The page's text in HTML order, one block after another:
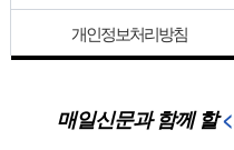
개인정보처리방침
매일신문과 함께 할